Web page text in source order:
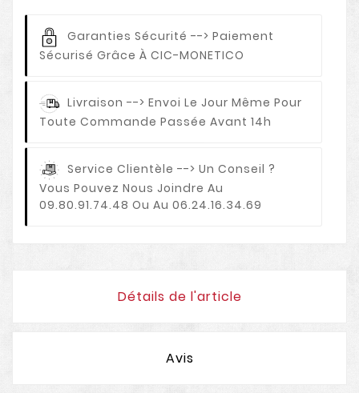
Garanties Sécurité --> Paiement
Sécurisé Grâce À CIC-MONETICO
Livraison --> Envoi Le Jour Même Pour
Toute Commande Passée Avant 14h
Service Clientèle --> Un Conseil ?
Vous Pouvez Nous Joindre Au
09.80.91.74.48 Ou Au 06.24.16.34.69
Détails de l'article
Avis